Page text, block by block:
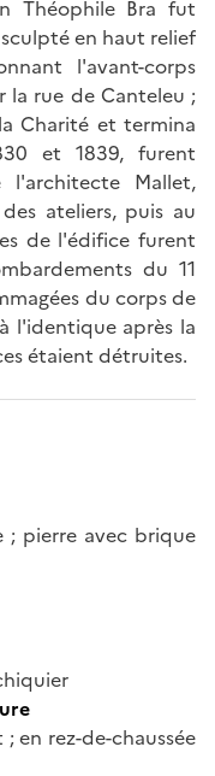
Théophile Bra fut
en haut relief
l'avant-corps
rue de Canteleu ;
Charité et termina
et 1839, furent
Mallet,
ateliers, puis au
de l'édifice furent
du 11
du corps de
l'identique après la
étaient détruites.
; pierre avec brique
en rez-de-chaussée